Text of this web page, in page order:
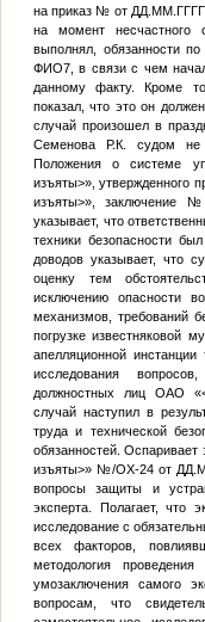
на приказ № от ДД.ММ.ГГГГ
на момент
выполнял, обязанности
ФИО7, в связи с чем
данному факту. Кроме
показал, что это он
случай произошел в
Семенова Р.К. судом не
Положения о системе
изъяты>», утвержденного
изъяты>», заключение №
указывает, что
техники безопасности
доводов указывает, что
оценку тем
исключению опасности
механизмов, требований
погрузке известняковой
апелляционной
исследования
должностных лиц ОАО «
случай наступил в
труда и технической
обязанностей.
изъяты>» №/OX-24 от
вопросы защиты и
эксперта. Полагает, что
исследование с
всех факторов,
методология проведения
умозаключения самого
вопросам, что